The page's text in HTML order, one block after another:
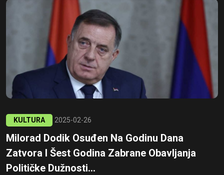
KULTURA 2025-02-26
Milorad Dodik Osuđen Na Godinu Dana
Zatvora I Šest Godina Zabrane Obavljanja
Političke Dužnosti...